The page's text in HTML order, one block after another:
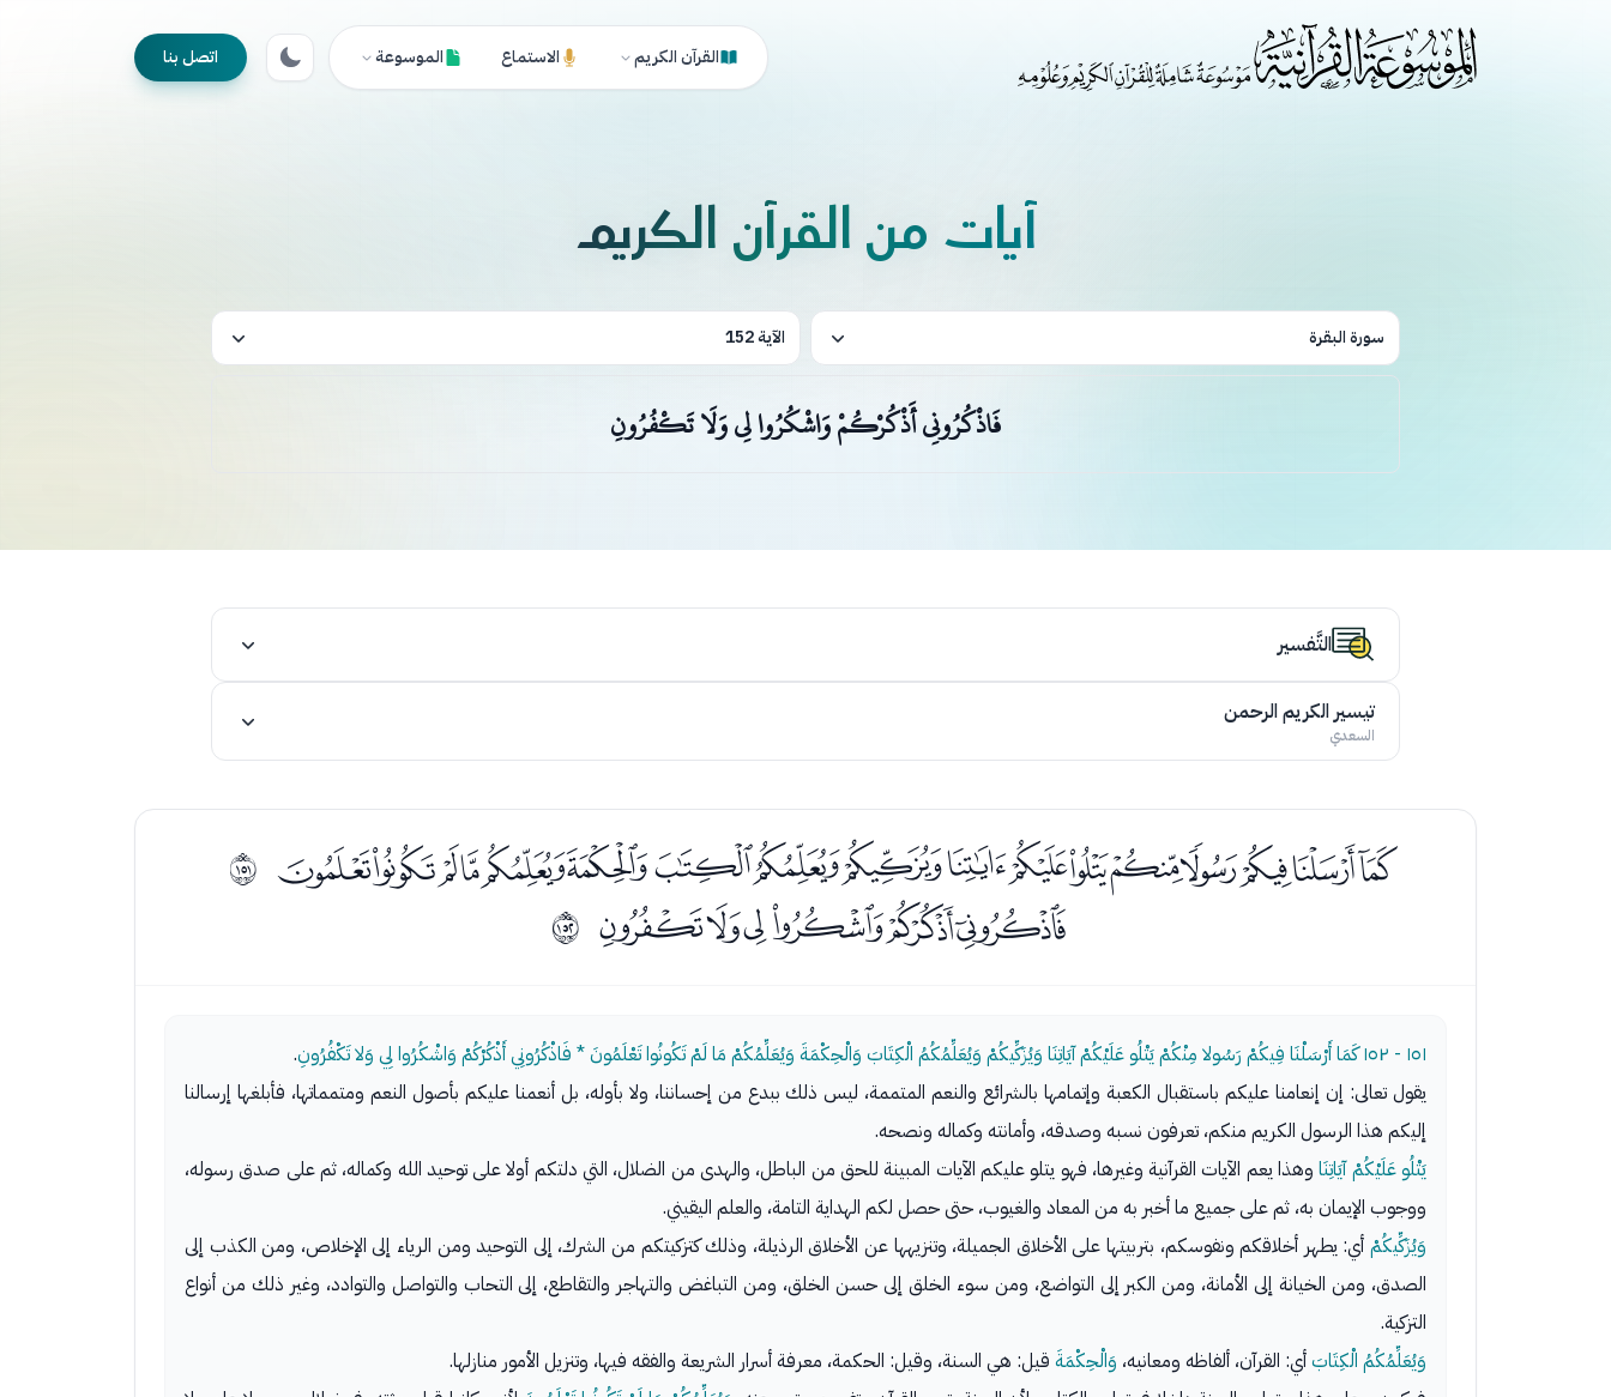
القرآن الكريم الاستماع الموسوعة اتصل بنا
آيات من القرآن الكريم
سورة البقرة الآية 152
فَاذْكُرُونِي أَذْكُرْكُمْ وَاشْكُرُوا لِي وَلَا تَكْفُرُونِ
التَّفسير
تيسير الكريم الرحمن
السعدي
ﯖﯗﯘﯙﯚﯛﯜﯝﯞﯟﯠﯡﯢﯣﯤﯥﯦ ﲖ
ﯨﯩﯪﯫﯬﯭ ﲗ
١٥١ - ١٥٢ كَمَا أَرْسَلْنَا فِيكُمْ رَسُولا مِنْكُمْ يَتْلُو عَلَيْكُمْ آيَاتِنَا وَيُزَكِّيكُمْ وَيُعَلِّمُكُمُ الْكِتَابَ وَالْحِكْمَةَ وَيُعَلِّمُكُمْ مَا لَمْ تَكُونُوا تَعْلَمُونَ * فَاذْكُرُونِي أَذْكُرْكُمْ وَاشْكُرُوا لِي وَلا تَكْفُرُونِ.
يقول تعالى: إن إنعامنا عليكم باستقبال الكعبة وإتمامها بالشرائع والنعم المتممة، ليس ذلك ببدع من إحساننا، ولا بأوله، بل أنعمنا عليكم بأصول النعم ومتمماتها، فأبلغها إرسالنا
إليكم هذا الرسول الكريم منكم، تعرفون نسبه وصدقه، وأمانته وكماله ونصحه.
يَتْلُو عَلَيْكُمْ آيَاتِنَاوهذا يعم الآيات القرآنية وغيرها، فهو يتلو عليكم الآيات المبينة للحق من الباطل، والهدى من الضلال، التي دلتكم أولا على توحيد الله وكماله، ثم على صدق رسوله،
ووجوب الإيمان به، ثم على جميع ما أخبر به من المعاد والغيوب، حتى حصل لكم الهداية التامة، والعلم اليقيني.
وَيُزَكِّيكُمْ أي: يطهر أخلاقكم ونفوسكم، بتربيتها على الأخلاق الجميلة، وتنزيهها عن الأخلاق الرذيلة، وذلك كتزكيتكم من الشرك، إلى التوحيد ومن الرياء إلى الإخلاص، ومن الكذب إلى
الصدق، ومن الخيانة إلى الأمانة، ومن الكبر إلى التواضع، ومن سوء الخلق إلى حسن الخلق، ومن التباغض والتهاجر والتقاطع، إلى التحاب والتواصل والتوادد، وغير ذلك من أنواع
التزكية.
وَيُعَلِّمُكُمُ الْكِتَابَأي: القرآن، ألفاظه ومعانيه، وَالْحِكْمَةَ قيل: هي السنة، وقيل: الحكمة، معرفة أسرار الشريعة والفقه فيها، وتنزيل الأمور منازلها.